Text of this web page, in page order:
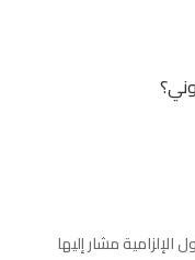
الإلزامية مشار إليها